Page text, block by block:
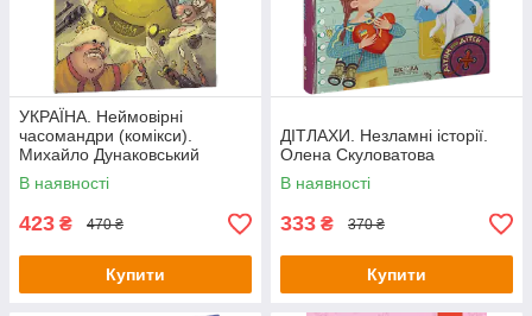
УКРАЇНА. Неймовірні
часомандри (комікси).
Михайло Дунаковський
В наявності
423 ₴ 470 ₴
Купити
ДІТЛАХИ. Незламні історії.
Олена Скуловатова
В наявності
333 ₴ 370 ₴
Купити